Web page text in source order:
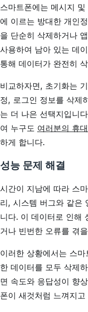
스마트폰에는 메시지
에 이르는 방대한 개인
을 단순히 삭제하거나
사용하여 남아 있는 데
통해 데이터가 완전히
비교하자면, 초기화는
정, 로그인 정보를 삭제
는 더 나은 선택지입니
여 누구도 여러분의 휴
하게 합니다.
성능 문제 해결
시간이 지남에 따라 스
리, 시스템 버그와 같은
니다. 이 데이터로 인해
거나 빈번한 오류를 겪
이러한 상황에서는 스
한 데이터를 모두 삭제
면 속도와 응답성이 향
폰이 새것처럼 느껴지